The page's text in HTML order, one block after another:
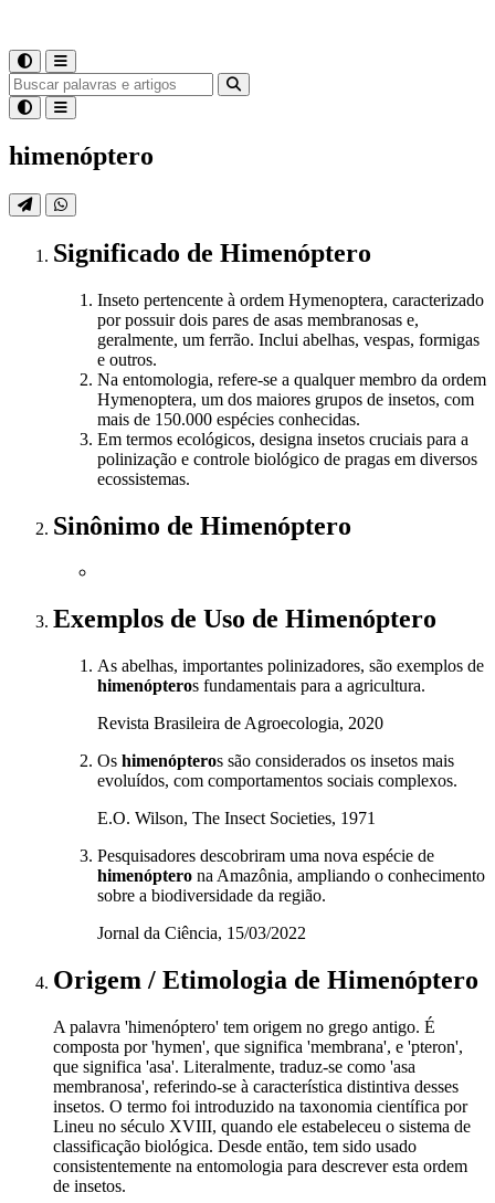
himenóptero
Significado de Himenóptero
Inseto pertencente à ordem Hymenoptera, caracterizado
por possuir dois pares de asas membranosas e,
geralmente, um ferrão. Inclui abelhas, vespas, formigas
e outros.
Na entomologia, refere-se a qualquer membro da ordem
Hymenoptera, um dos maiores grupos de insetos, com
mais de 150.000 espécies conhecidas.
Em termos ecológicos, designa insetos cruciais para a
polinização e controle biológico de pragas em diversos
ecossistemas.
Sinônimo de Himenóptero
Exemplos de Uso de Himenóptero
As abelhas, importantes polinizadores, são exemplos de
himenópteros fundamentais para a agricultura.
Revista Brasileira de Agroecologia, 2020
Os himenópteros são considerados os insetos mais
evoluídos, com comportamentos sociais complexos.
E.O. Wilson, The Insect Societies, 1971
Pesquisadores descobriram uma nova espécie de
himenóptero na Amazônia, ampliando o conhecimento
sobre a biodiversidade da região.
Jornal da Ciência, 15/03/2022
Origem / Etimologia de Himenóptero
A palavra 'himenóptero' tem origem no grego antigo. É
composta por 'hymen', que significa 'membrana', e 'pteron',
que significa 'asa'. Literalmente, traduz-se como 'asa
membranosa', referindo-se à característica distintiva desses
insetos. O termo foi introduzido na taxonomia científica por
Lineu no século XVIII, quando ele estabeleceu o sistema de
classificação biológica. Desde então, tem sido usado
consistentemente na entomologia para descrever esta ordem
de insetos.